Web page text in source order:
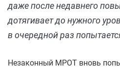
даже после недавнего
дотягивает до нужного
в очередной раз
Незаконный МРОТ вновь